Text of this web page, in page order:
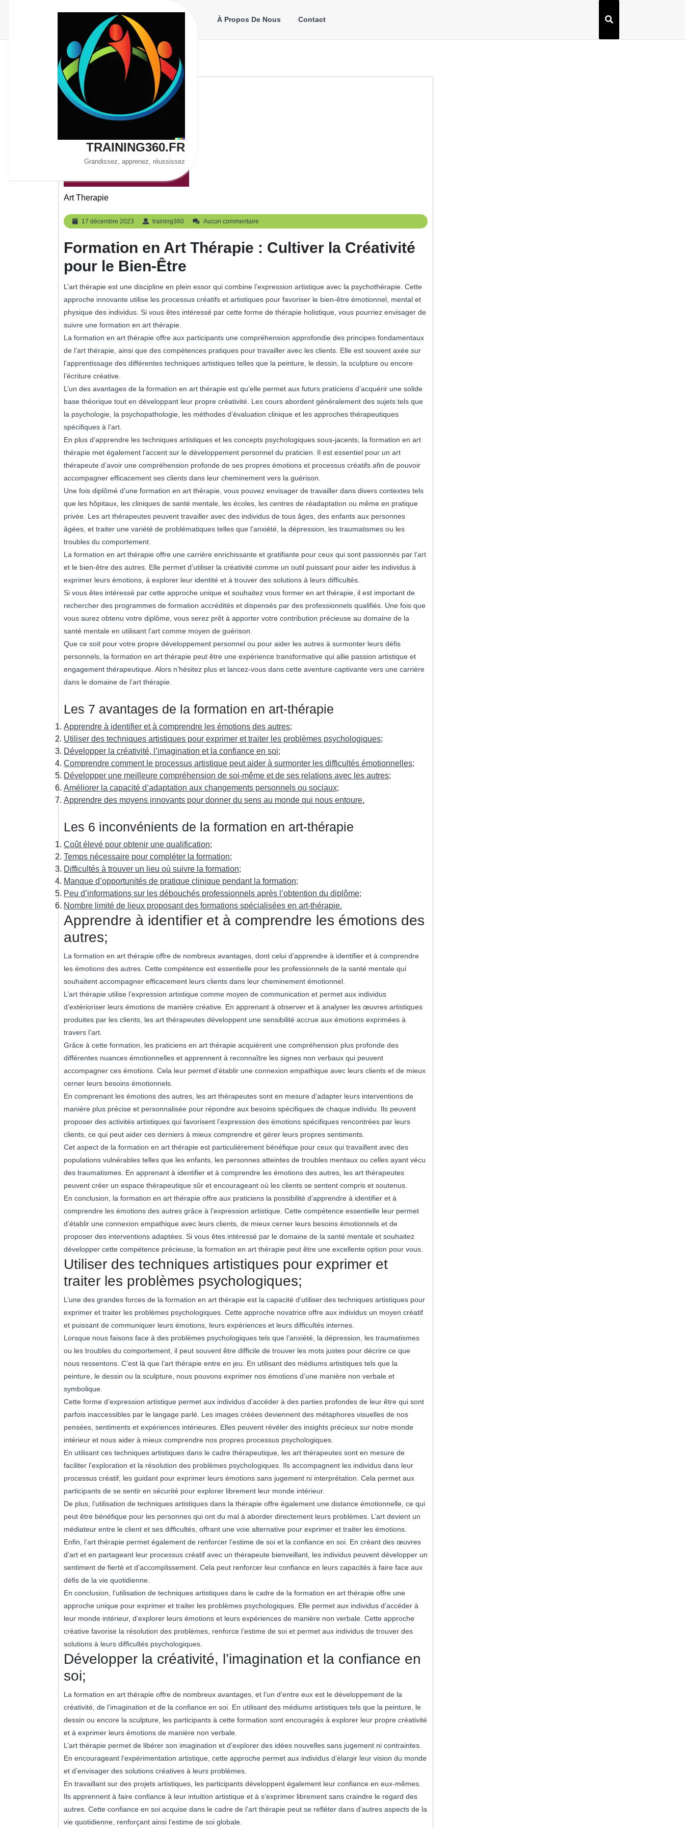
TRAINING360.FR
Grandissez, apprenez, réussissez
À Propos De Nous Contact
Art Therapie
17 décembre 2023
17
décembre
training360 training360
Aucun commentaire
Formation en Art Thérapie : Cultiver la Créativité
pour le Bien-Être
L’art thérapie est une discipline en plein essor qui combine l’expression artistique avec la psychothérapie. Cette
approche innovante utilise les processus créatifs et artistiques pour favoriser le bien-être émotionnel, mental et
physique des individus. Si vous êtes intéressé par cette forme de thérapie holistique, vous pourriez envisager de
suivre une formation en art thérapie.
La formation en art thérapie offre aux participants une compréhension approfondie des principes fondamentaux
de l’art thérapie, ainsi que des compétences pratiques pour travailler avec les clients. Elle est souvent axée sur
l’apprentissage des différentes techniques artistiques telles que la peinture, le dessin, la sculpture ou encore
l’écriture créative.
L’un des avantages de la formation en art thérapie est qu’elle permet aux futurs praticiens d’acquérir une solide
base théorique tout en développant leur propre créativité. Les cours abordent généralement des sujets tels que
la psychologie, la psychopathologie, les méthodes d’évaluation clinique et les approches thérapeutiques
spécifiques à l’art.
En plus d’apprendre les techniques artistiques et les concepts psychologiques sous-jacents, la formation en art
thérapie met également l’accent sur le développement personnel du praticien. Il est essentiel pour un art
thérapeute d’avoir une compréhension profonde de ses propres émotions et processus créatifs afin de pouvoir
accompagner efficacement ses clients dans leur cheminement vers la guérison.
Une fois diplômé d’une formation en art thérapie, vous pouvez envisager de travailler dans divers contextes tels
que les hôpitaux, les cliniques de santé mentale, les écoles, les centres de réadaptation ou même en pratique
privée. Les art thérapeutes peuvent travailler avec des individus de tous âges, des enfants aux personnes
âgées, et traiter une variété de problématiques telles que l’anxiété, la dépression, les traumatismes ou les
troubles du comportement.
La formation en art thérapie offre une carrière enrichissante et gratifiante pour ceux qui sont passionnés par l’art
et le bien-être des autres. Elle permet d’utiliser la créativité comme un outil puissant pour aider les individus à
exprimer leurs émotions, à explorer leur identité et à trouver des solutions à leurs difficultés.
Si vous êtes intéressé par cette approche unique et souhaitez vous former en art thérapie, il est important de
rechercher des programmes de formation accrédités et dispensés par des professionnels qualifiés. Une fois que
vous aurez obtenu votre diplôme, vous serez prêt à apporter votre contribution précieuse au domaine de la
santé mentale en utilisant l’art comme moyen de guérison.
Que ce soit pour votre propre développement personnel ou pour aider les autres à surmonter leurs défis
personnels, la formation en art thérapie peut être une expérience transformative qui allie passion artistique et
engagement thérapeutique. Alors n’hésitez plus et lancez-vous dans cette aventure captivante vers une carrière
dans le domaine de l’art thérapie.
Les 7 avantages de la formation en art-thérapie
Apprendre à identifier et à comprendre les émotions des autres;
Utiliser des techniques artistiques pour exprimer et traiter les problèmes psychologiques;
Développer la créativité, l’imagination et la confiance en soi;
Comprendre comment le processus artistique peut aider à surmonter les difficultés émotionnelles;
Développer une meilleure compréhension de soi-même et de ses relations avec les autres;
Améliorer la capacité d’adaptation aux changements personnels ou sociaux;
Apprendre des moyens innovants pour donner du sens au monde qui nous entoure.
Les 6 inconvénients de la formation en art-thérapie
Coût élevé pour obtenir une qualification;
Temps nécessaire pour compléter la formation;
Difficultés à trouver un lieu où suivre la formation;
Manque d’opportunités de pratique clinique pendant la formation;
Peu d’informations sur les débouchés professionnels après l’obtention du diplôme;
Nombre limité de lieux proposant des formations spécialisées en art-thérapie.
Apprendre à identifier et à comprendre les émotions des
autres;
La formation en art thérapie offre de nombreux avantages, dont celui d’apprendre à identifier et à comprendre
les émotions des autres. Cette compétence est essentielle pour les professionnels de la santé mentale qui
souhaitent accompagner efficacement leurs clients dans leur cheminement émotionnel.
L’art thérapie utilise l’expression artistique comme moyen de communication et permet aux individus
d’extérioriser leurs émotions de manière créative. En apprenant à observer et à analyser les œuvres artistiques
produites par les clients, les art thérapeutes développent une sensibilité accrue aux émotions exprimées à
travers l’art.
Grâce à cette formation, les praticiens en art thérapie acquièrent une compréhension plus profonde des
différentes nuances émotionnelles et apprennent à reconnaître les signes non verbaux qui peuvent
accompagner ces émotions. Cela leur permet d’établir une connexion empathique avec leurs clients et de mieux
cerner leurs besoins émotionnels.
En comprenant les émotions des autres, les art thérapeutes sont en mesure d’adapter leurs interventions de
manière plus précise et personnalisée pour répondre aux besoins spécifiques de chaque individu. Ils peuvent
proposer des activités artistiques qui favorisent l’expression des émotions spécifiques rencontrées par leurs
clients, ce qui peut aider ces derniers à mieux comprendre et gérer leurs propres sentiments.
Cet aspect de la formation en art thérapie est particulièrement bénéfique pour ceux qui travaillent avec des
populations vulnérables telles que les enfants, les personnes atteintes de troubles mentaux ou celles ayant vécu
des traumatismes. En apprenant à identifier et à comprendre les émotions des autres, les art thérapeutes
peuvent créer un espace thérapeutique sûr et encourageant où les clients se sentent compris et soutenus.
En conclusion, la formation en art thérapie offre aux praticiens la possibilité d’apprendre à identifier et à
comprendre les émotions des autres grâce à l’expression artistique. Cette compétence essentielle leur permet
d’établir une connexion empathique avec leurs clients, de mieux cerner leurs besoins émotionnels et de
proposer des interventions adaptées. Si vous êtes intéressé par le domaine de la santé mentale et souhaitez
développer cette compétence précieuse, la formation en art thérapie peut être une excellente option pour vous.
Utiliser des techniques artistiques pour exprimer et
traiter les problèmes psychologiques;
L’une des grandes forces de la formation en art thérapie est la capacité d’utiliser des techniques artistiques pour
exprimer et traiter les problèmes psychologiques. Cette approche novatrice offre aux individus un moyen créatif
et puissant de communiquer leurs émotions, leurs expériences et leurs difficultés internes.
Lorsque nous faisons face à des problèmes psychologiques tels que l’anxiété, la dépression, les traumatismes
ou les troubles du comportement, il peut souvent être difficile de trouver les mots justes pour décrire ce que
nous ressentons. C’est là que l’art thérapie entre en jeu. En utilisant des médiums artistiques tels que la
peinture, le dessin ou la sculpture, nous pouvons exprimer nos émotions d’une manière non verbale et
symbolique.
Cette forme d’expression artistique permet aux individus d’accéder à des parties profondes de leur être qui sont
parfois inaccessibles par le langage parlé. Les images créées deviennent des métaphores visuelles de nos
pensées, sentiments et expériences intérieures. Elles peuvent révéler des insights précieux sur notre monde
intérieur et nous aider à mieux comprendre nos propres processus psychologiques.
En utilisant ces techniques artistiques dans le cadre thérapeutique, les art thérapeutes sont en mesure de
faciliter l’exploration et la résolution des problèmes psychologiques. Ils accompagnent les individus dans leur
processus créatif, les guidant pour exprimer leurs émotions sans jugement ni interprétation. Cela permet aux
participants de se sentir en sécurité pour explorer librement leur monde intérieur.
De plus, l’utilisation de techniques artistiques dans la thérapie offre également une distance émotionnelle, ce qui
peut être bénéfique pour les personnes qui ont du mal à aborder directement leurs problèmes. L’art devient un
médiateur entre le client et ses difficultés, offrant une voie alternative pour exprimer et traiter les émotions.
Enfin, l’art thérapie permet également de renforcer l’estime de soi et la confiance en soi. En créant des œuvres
d’art et en partageant leur processus créatif avec un thérapeute bienveillant, les individus peuvent développer un
sentiment de fierté et d’accomplissement. Cela peut renforcer leur confiance en leurs capacités à faire face aux
défis de la vie quotidienne.
En conclusion, l’utilisation de techniques artistiques dans le cadre de la formation en art thérapie offre une
approche unique pour exprimer et traiter les problèmes psychologiques. Elle permet aux individus d’accéder à
leur monde intérieur, d’explorer leurs émotions et leurs expériences de manière non verbale. Cette approche
créative favorise la résolution des problèmes, renforce l’estime de soi et permet aux individus de trouver des
solutions à leurs difficultés psychologiques.
Développer la créativité, l’imagination et la confiance en
soi;
La formation en art thérapie offre de nombreux avantages, et l’un d’entre eux est le développement de la
créativité, de l’imagination et de la confiance en soi. En utilisant des médiums artistiques tels que la peinture, le
dessin ou encore la sculpture, les participants à cette formation sont encouragés à explorer leur propre créativité
et à exprimer leurs émotions de manière non verbale.
L’art thérapie permet de libérer son imagination et d’explorer des idées nouvelles sans jugement ni contraintes.
En encourageant l’expérimentation artistique, cette approche permet aux individus d’élargir leur vision du monde
et d’envisager des solutions créatives à leurs problèmes.
En travaillant sur des projets artistiques, les participants développent également leur confiance en eux-mêmes.
Ils apprennent à faire confiance à leur intuition artistique et à s’exprimer librement sans craindre le regard des
autres. Cette confiance en soi acquise dans le cadre de l’art thérapie peut se refléter dans d’autres aspects de la
vie quotidienne, renforçant ainsi l’estime de soi globale.